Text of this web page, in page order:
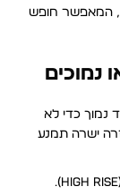
המאפשר חופש
נמוכים
נמוך כדי לא
ישרה תמנע
– מומלץ לבחור בקו מותן גבוה (High Rise).